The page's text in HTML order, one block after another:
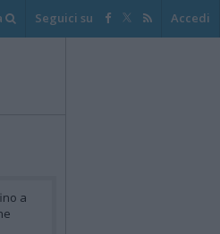
Seguici su Accedi
a